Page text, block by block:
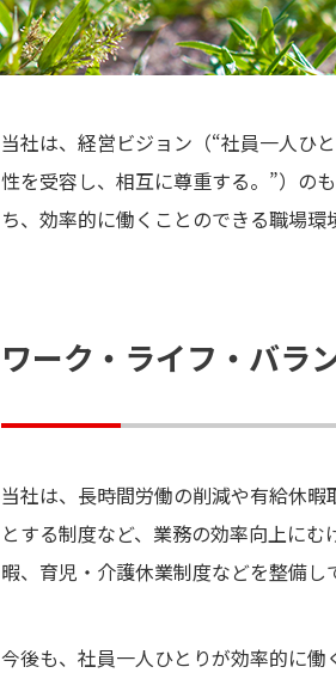
当社は、経営ビジョン（“社員一人ひ
性を受容し、相互に尊重する。”）の
ち、効率的に働くことのできる職場環
ワーク・ライフ・バラ
当社は、長時間労働の削減や有給休
とする制度など、業務の効率向上に
暇、育児・介護休業制度などを整備し
今後も、社員一人ひとりが効率的に